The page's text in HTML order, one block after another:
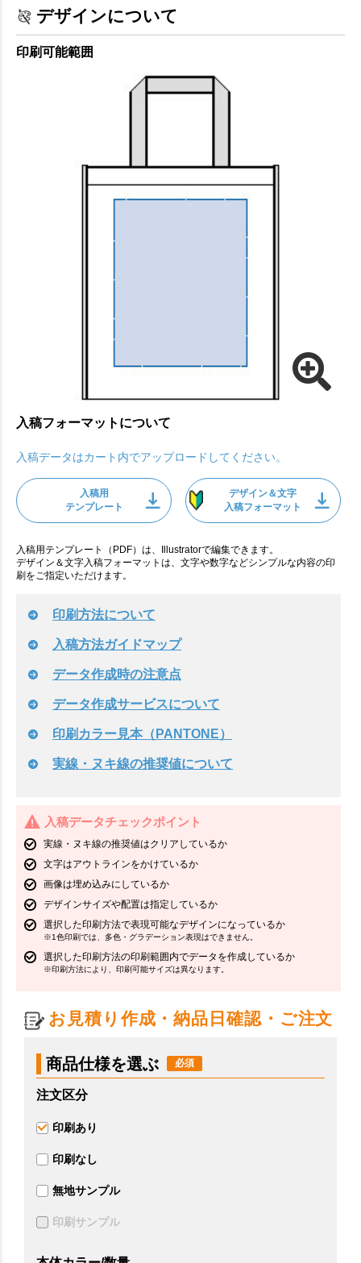
デザインについて
印刷可能範囲
入稿フォーマットについて
入稿データはカート内でアップロードしてください。
入稿用
テンプレート
デザイン＆文字
入稿フォーマット
入稿用テンプレート（PDF）は、Illustratorで編集できます。
デザイン＆文字入稿フォーマットは、文字や数字などシンプルな内容の印
刷をご指定いただけます。
印刷方法について
入稿方法ガイドマップ
データ作成時の注意点
データ作成サービスについて
印刷カラー見本（PANTONE）
実線・ヌキ線の推奨値について
入稿データチェックポイント
実線・ヌキ線の推奨値はクリアしているか
文字はアウトラインをかけているか
画像は埋め込みにしているか
デザインサイズや配置は指定しているか
選択した印刷方法で表現可能なデザインになっているか
※1色印刷では、多色・グラデーション表現はできません。
選択した印刷方法の印刷範囲内でデータを作成しているか
※印刷方法により、印刷可能サイズは異なります。
お見積り作成・納品日確認・ご注文
商品仕様を選ぶ
注文区分
印刷あり
印刷なし
無地サンプル
印刷サンプル